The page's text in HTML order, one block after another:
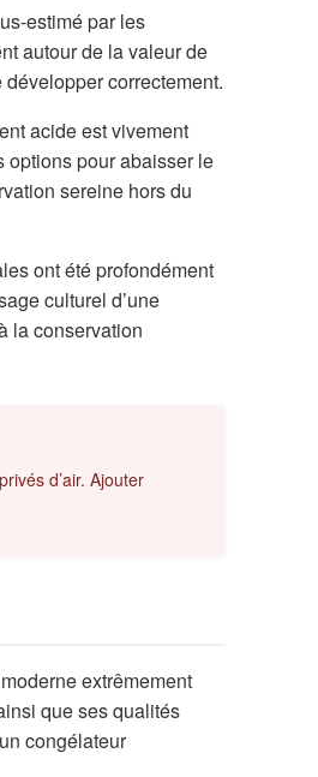
estimé par les
autour de la valeur de
correctement.
acide est vivement
options pour abaisser le
sereine hors du
ont été profondément
culturel d’une
la conservation
d’air. Ajouter
extrêmement
que ses qualités
congélateur